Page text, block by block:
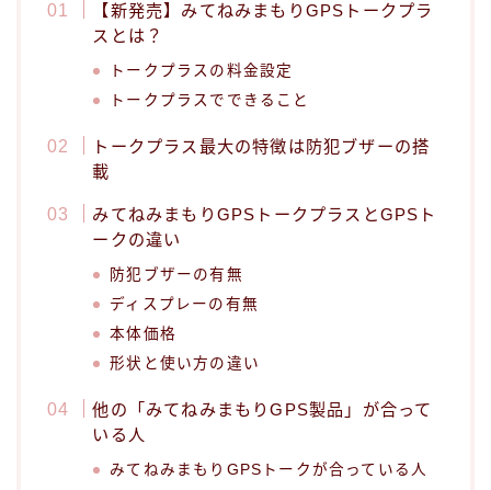
【新発売】みてねみまもりGPSトークプラ
スとは？
トークプラスの料金設定
トークプラスでできること
トークプラス最大の特徴は防犯ブザーの搭
載
みてねみまもりGPSトークプラスとGPSト
ークの違い
防犯ブザーの有無
ディスプレーの有無
本体価格
形状と使い方の違い
他の「みてねみまもりGPS製品」が合って
いる人
みてねみまもりGPSトークが合っている人